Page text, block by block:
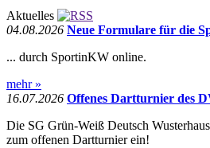
Aktuelles
04.08.2026 Neue Formulare für die
... durch SportinKW online.
mehr »
16.07.2026 Offenes Dartturnier des
Die SG Grün-Weiß Deutsch
zum offenen Dartturnier ein!